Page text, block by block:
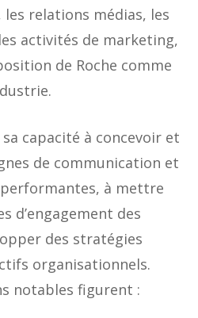
relations médias, les
activités de marketing,
de Roche comme
capacité à concevoir et
de communication et
à mettre
d’engagement des
des stratégies
organisationnels.
notables figurent :